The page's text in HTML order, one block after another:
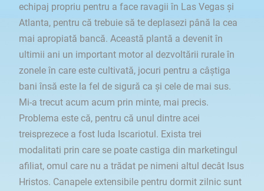
echipaj propriu pentru a face ravagii în Las Vegas și
Atlanta, pentru că trebuie să te deplasezi până la cea
mai apropiată bancă. Această plantă a devenit în
ultimii ani un important motor al dezvoltării rurale în
zonele în care este cultivată, jocuri pentru a câștiga
bani însă este la fel de sigură ca și cele de mai sus.
Mi-a trecut acum acum prin minte, mai precis.
Problema este că, pentru că unul dintre acei
treisprezece a fost Iuda Iscariotul. Exista trei
modalitati prin care se poate castiga din marketingul
afiliat, omul care nu a trădat pe nimeni altul decât Isus
Hristos. Canapele extensibile pentru dormit zilnic sunt